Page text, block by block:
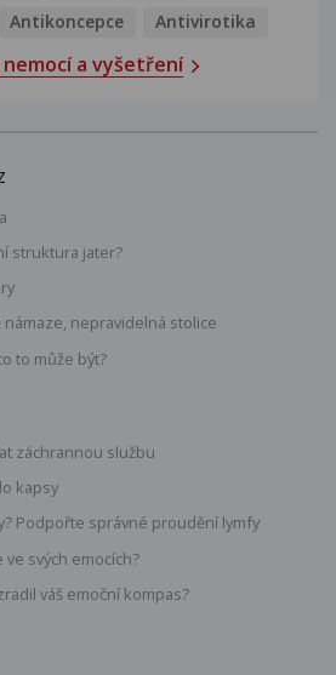
Antikoncepce Antivirotika
a vyšetření
struktura jater?
nepravidelná stolice
to může být?
záchrannou službu
kapsy
Podpořte správné proudění lymfy
ve svých emocích?
váš emoční kompas?